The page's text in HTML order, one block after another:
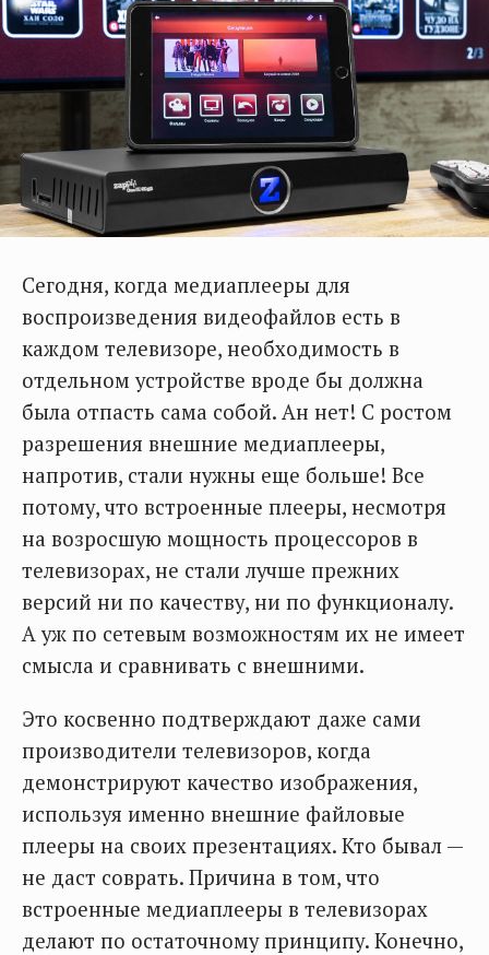
Сегодня, когда медиаплееры для
воспроизведения видеофайлов есть в
каждом телевизоре, необходимость в
отдельном устройстве вроде бы должна
была отпасть сама собой. Ан нет! С ростом
разрешения внешние медиаплееры,
напротив, стали нужны еще больше! Все
потому, что встроенные плееры, несмотря
на возросшую мощность процессоров в
телевизорах, не стали лучше прежних
версий ни по качеству, ни по функционалу.
А уж по сетевым возможностям их не имеет
смысла и сравнивать с внешними.
Это косвенно подтверждают даже сами
производители телевизоров, когда
демонстрируют качество изображения,
используя именно внешние файловые
плееры на своих презентациях. Кто бывал —
не даст соврать. Причина в том, что
встроенные медиаплееры в телевизорах
делают по остаточному принципу. Конечно,